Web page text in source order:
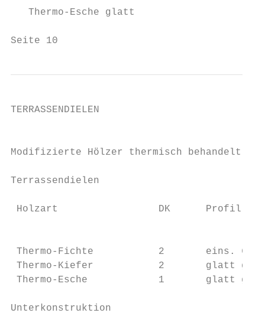
   Thermo-Esche glatt
Seite 10
TERRASSENDIELEN
Modifizierte Hölzer thermisch
Terrassendielen
Holzart                 DK      Profil
Thermo-Fichte           2       eins. 6er
Thermo-Kiefer           2       glatt
Thermo-Esche            1       glatt
Unterkonstruktion